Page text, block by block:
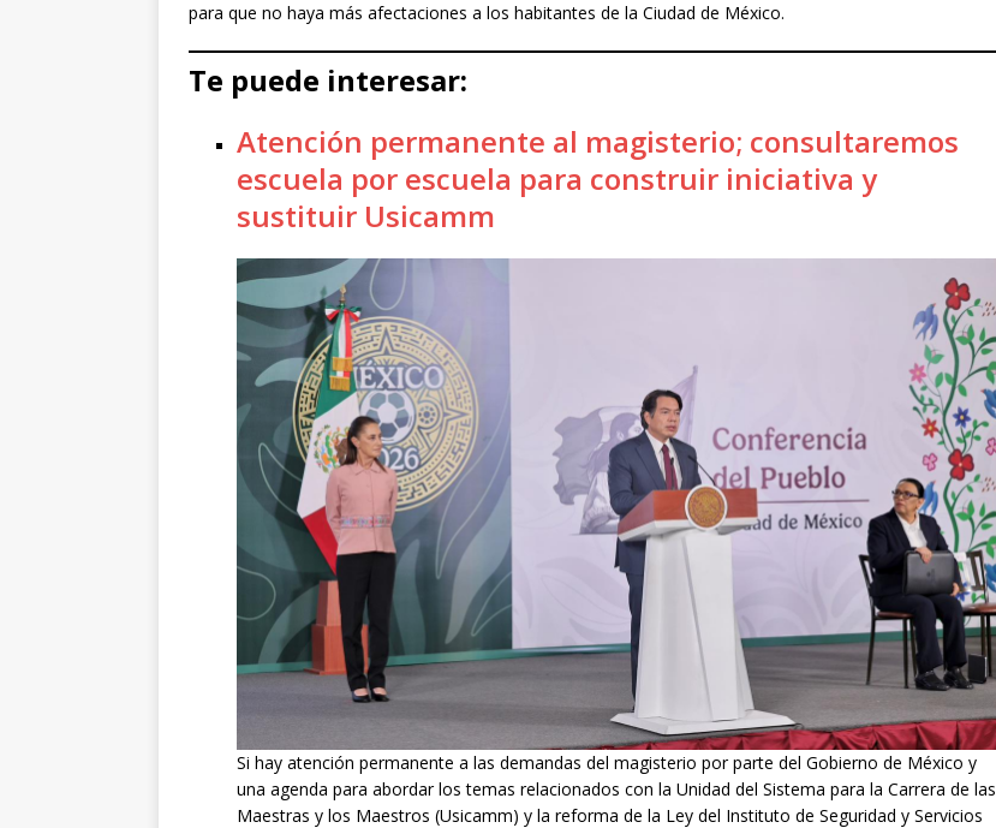
para que no haya más afectaciones a los habitantes de la Ciudad de México.
Te puede interesar:
Atención permanente al magisterio; consultaremos
escuela por escuela para construir iniciativa y
sustituir Usicamm
Si hay atención permanente a las demandas del magisterio por parte del Gobierno de México y
una agenda para abordar los temas relacionados con la Unidad del Sistema para la Carrera de las
Maestras y los Maestros (Usicamm) y la reforma de la Ley del Instituto de Seguridad y Servicios